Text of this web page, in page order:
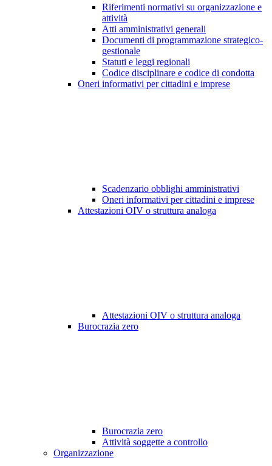
Riferimenti normativi su organizzazione e
attività
Atti amministrativi generali
Documenti di programmazione strategico-
gestionale
Statuti e leggi regionali
Codice disciplinare e codice di condotta
Oneri informativi per cittadini e imprese
Scadenzario obblighi amministrativi
Oneri informativi per cittadini e imprese
Attestazioni OIV o struttura analoga
Attestazioni OIV o struttura analoga
Burocrazia zero
Burocrazia zero
Attività soggette a controllo
Organizzazione